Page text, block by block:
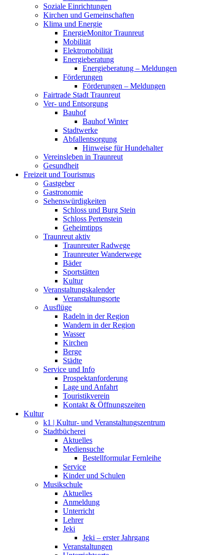
Soziale Einrichtungen
Kirchen und Gemeinschaften
Klima und Energie
EnergieMonitor Traunreut
Mobilität
Elektromobilität
Energieberatung
Energieberatung – Meldungen
Förderungen
Förderungen – Meldungen
Fairtrade Stadt Traunreut
Ver- und Entsorgung
Bauhof
Bauhof Winter
Stadtwerke
Abfallentsorgung
Hinweise für Hundehalter
Vereinsleben in Traunreut
Gesundheit
Freizeit und Tourismus
Gastgeber
Gastronomie
Sehenswürdigkeiten
Schloss und Burg Stein
Schloss Pertenstein
Geheimtipps
Traunreut aktiv
Traunreuter Radwege
Traunreuter Wanderwege
Bäder
Sportstätten
Kultur
Veranstaltungskalender
Veranstaltungsorte
Ausflüge
Radeln in der Region
Wandern in der Region
Wasser
Kirchen
Berge
Städte
Service und Info
Prospektanforderung
Lage und Anfahrt
Touristikverein
Kontakt & Öffnungszeiten
Kultur
k1 | Kultur- und Veranstaltungszentrum
Stadtbücherei
Aktuelles
Mediensuche
Bestellformular Fernleihe
Service
Kinder und Schulen
Musikschule
Aktuelles
Anmeldung
Unterricht
Lehrer
Jeki
Jeki – erster Jahrgang
Veranstaltungen